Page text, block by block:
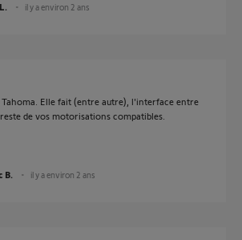
il y a environ 2 ans
Tahoma. Elle fait (entre autre), l'interface entre
de vos motorisations compatibles.
B. il y a environ 2 ans